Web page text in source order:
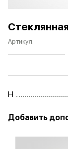
Артикул:
H
Добавить